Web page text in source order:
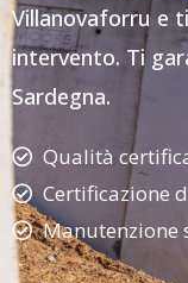
Villanovaforru e
intervento. Ti
Sardegna.
Qualità
Certificazione
Manutenzione